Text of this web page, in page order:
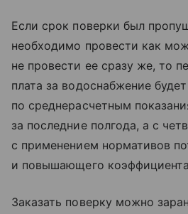
Если срок поверки был
необходимо провести как
не провести ее сразу же, то
плата за водоснабжение
по среднерасчетным
за последние полгода, а с
с применением нормативов
и повышающего
Заказать поверку можно